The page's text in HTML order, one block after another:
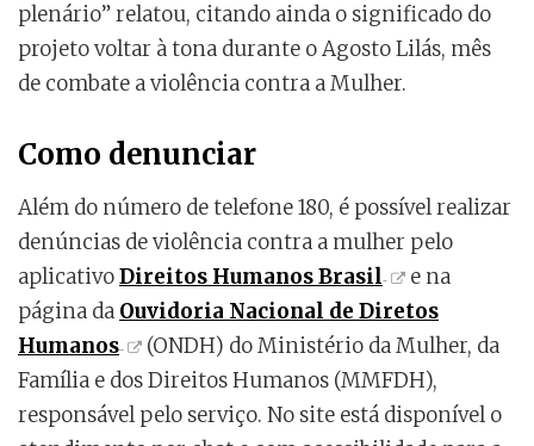
plenário” relatou, citando ainda o significado do
projeto voltar à tona durante o Agosto Lilás, mês
de combate a violência contra a Mulher.
Como denunciar
Além do número de telefone 180, é possível realizar
denúncias de violência contra a mulher pelo
aplicativoDireitos Humanos Brasil
e na
página da Ouvidoria Nacional de Diretos
Humanos
(ONDH) do Ministério da Mulher, da
Família e dos Direitos Humanos (MMFDH),
responsável pelo serviço. No site está disponível o